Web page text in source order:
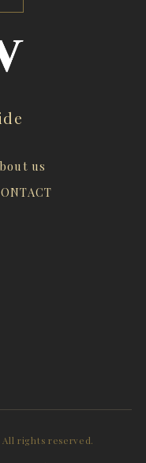
us
All rights reserved.